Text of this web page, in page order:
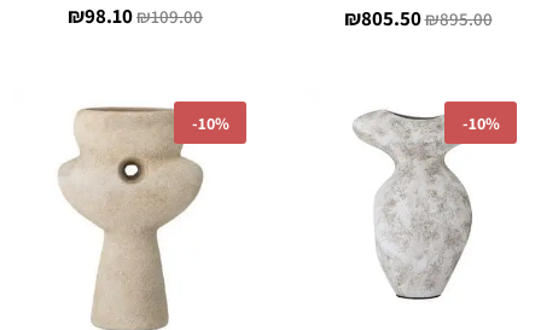
₪895.00
₪805.50
₪109.00
₪98.10
10%
-
המקורי
היה:
₪189.00.
10%
-
המחיר
המקורי
היה:
₪109.00.
הוא:
₪98.10.